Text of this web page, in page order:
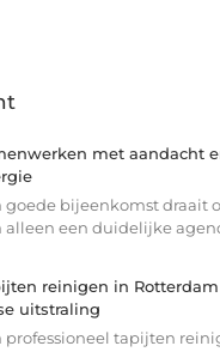
met aandacht
goede bijeenkomst draait
alleen een duidelijke
reinigen in Rotterdam
uitstraling
professioneel tapijten